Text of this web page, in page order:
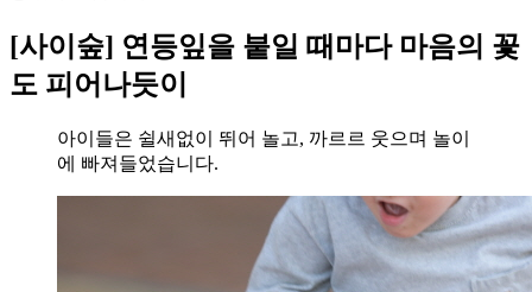
[사이숲] 연등잎을 붙일 때마다 마음의 꽃
도 피어나듯이
아이들은 쉴새없이 뛰어 놀고, 까르르 웃으며 놀이
에 빠져들었습니다.